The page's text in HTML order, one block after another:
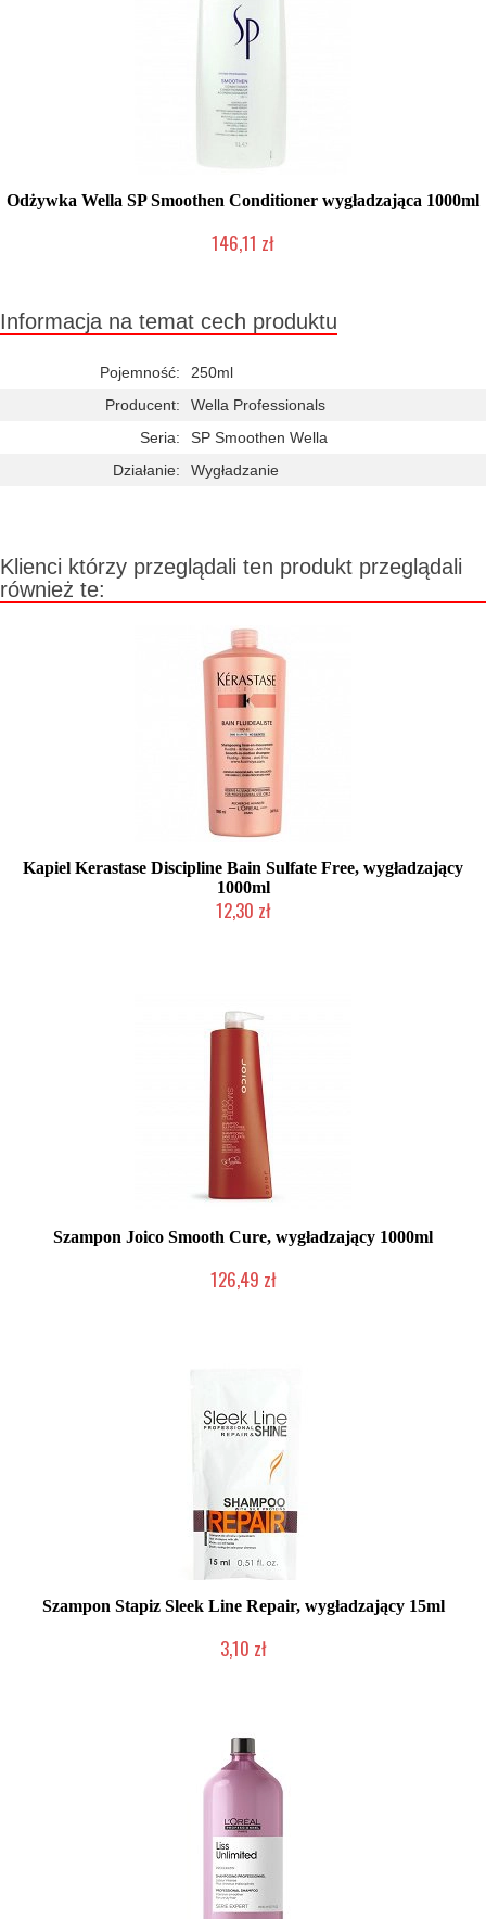
Odżywka Wella SP Smoothen Conditioner wygładzająca 1000ml
146,11 zł
Informacja na temat cech produktu
Pojemność:
250ml
Producent:
Wella Professionals
Seria:
SP Smoothen Wella
Działanie:
Wygładzanie
Klienci którzy przeglądali ten produkt przeglądali
również te:
Kapiel Kerastase Discipline Bain Sulfate Free, wygładzający
1000ml
12,30 zł
Szampon Joico Smooth Cure, wygładzający 1000ml
126,49 zł
Szampon Stapiz Sleek Line Repair, wygładzający 15ml
3,10 zł